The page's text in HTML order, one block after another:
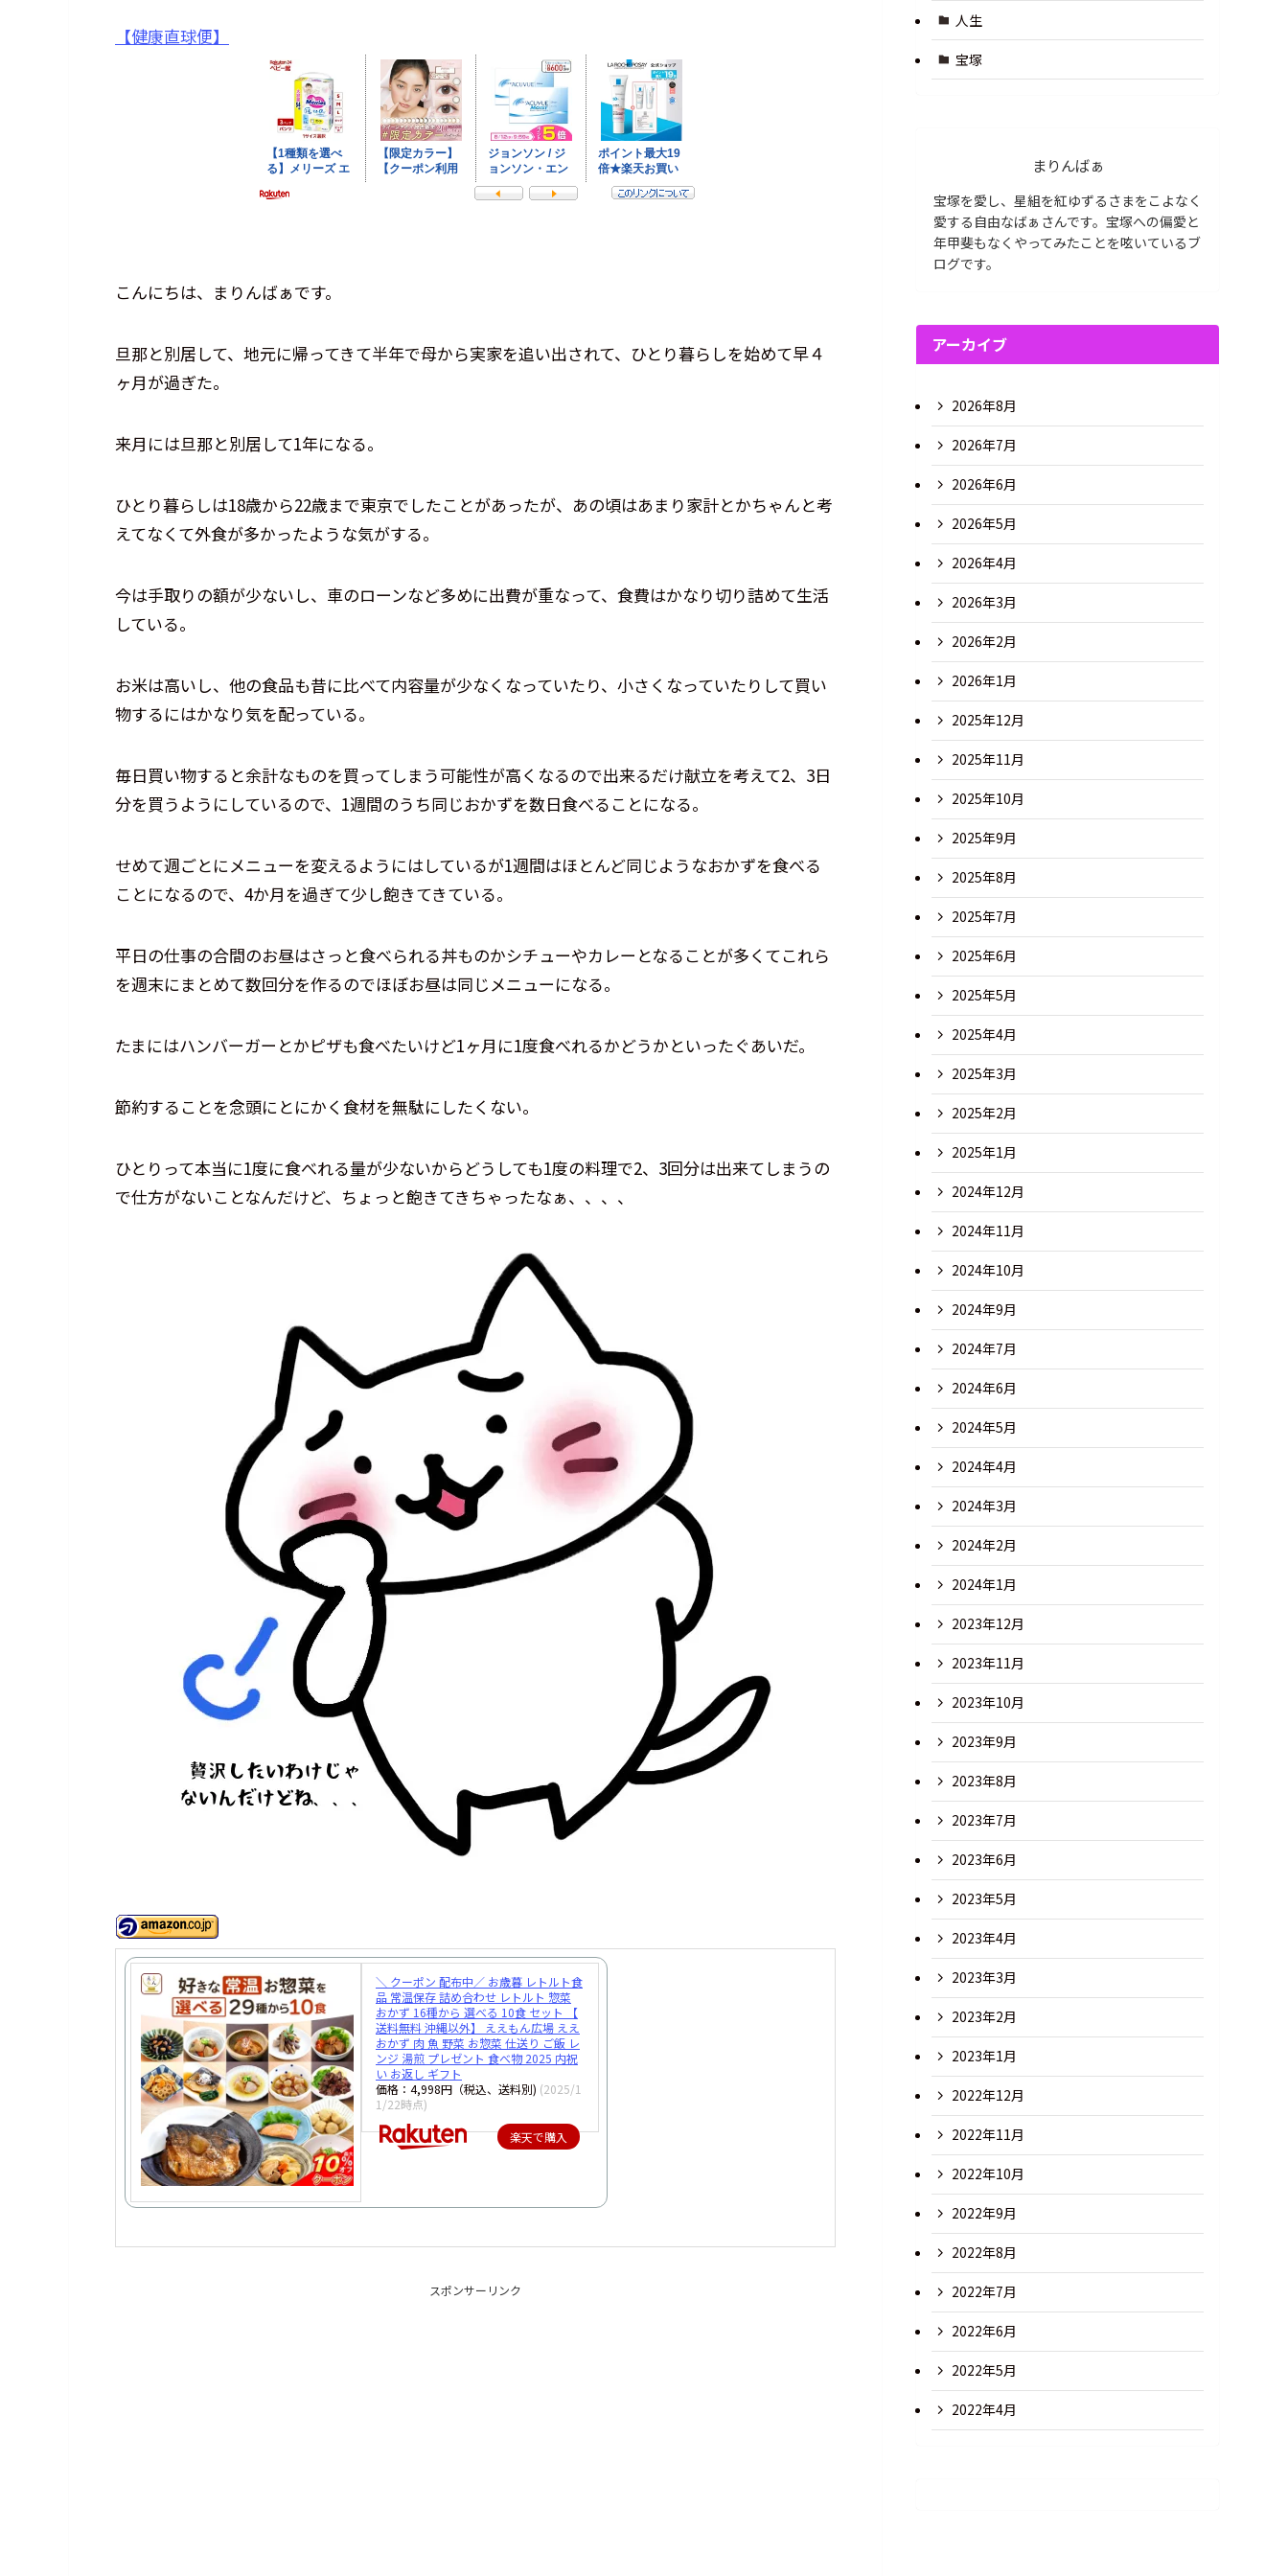
【健康直球便】
こんにちは、まりんばぁです。
旦那と別居して、地元に帰ってきて半年で母から実家を追い出されて、ひとり暮らしを始めて早４
ヶ月が過ぎた。
来月には旦那と別居して1年になる。
ひとり暮らしは18歳から22歳まで東京でしたことがあったが、あの頃はあまり家計とかちゃんと考
えてなくて外食が多かったような気がする。
今は手取りの額が少ないし、車のローンなど多めに出費が重なって、食費はかなり切り詰めて生活
している。
お米は高いし、他の食品も昔に比べて内容量が少なくなっていたり、小さくなっていたりして買い
物するにはかなり気を配っている。
毎日買い物すると余計なものを買ってしまう可能性が高くなるので出来るだけ献立を考えて2、3日
分を買うようにしているので、1週間のうち同じおかずを数日食べることになる。
せめて週ごとにメニューを変えるようにはしているが1週間はほとんど同じようなおかずを食べる
ことになるので、4か月を過ぎて少し飽きてきている。
平日の仕事の合間のお昼はさっと食べられる丼ものかシチューやカレーとなることが多くてこれら
を週末にまとめて数回分を作るのでほぼお昼は同じメニューになる。
たまにはハンバーガーとかピザも食べたいけど1ヶ月に1度食べれるかどうかといったぐあいだ。
節約することを念頭にとにかく食材を無駄にしたくない。
ひとりって本当に1度に食べれる量が少ないからどうしても1度の料理で2、3回分は出来てしまうの
で仕方がないことなんだけど、ちょっと飽きてきちゃったなぁ、、、、
＼ クーポン 配布中／ お歳暮 レトルト食
品 常温保存 詰め合わせ レトルト 惣菜
おかず 16種から 選べる 10食 セット 【
送料無料 沖縄以外】 ええもん広場 ええ
おかず 肉 魚 野菜 お惣菜 仕送り ご飯 レ
ンジ 湯煎 プレゼント 食べ物 2025 内祝
い お返し ギフト
価格：4,998円（税込、送料別) (2025/1
1/22時点)
楽天で購入
スポンサーリンク
人生
宝塚
まりんばぁ
宝塚を愛し、星組を紅ゆずるさまをこよなく
愛する自由なばぁさんです。宝塚への偏愛と
年甲斐もなくやってみたことを呟いているブ
ログです。
アーカイブ
2026年8月
2026年7月
2026年6月
2026年5月
2026年4月
2026年3月
2026年2月
2026年1月
2025年12月
2025年11月
2025年10月
2025年9月
2025年8月
2025年7月
2025年6月
2025年5月
2025年4月
2025年3月
2025年2月
2025年1月
2024年12月
2024年11月
2024年10月
2024年9月
2024年7月
2024年6月
2024年5月
2024年4月
2024年3月
2024年2月
2024年1月
2023年12月
2023年11月
2023年10月
2023年9月
2023年8月
2023年7月
2023年6月
2023年5月
2023年4月
2023年3月
2023年2月
2023年1月
2022年12月
2022年11月
2022年10月
2022年9月
2022年8月
2022年7月
2022年6月
2022年5月
2022年4月